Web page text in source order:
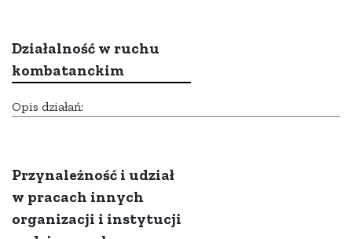
Działalność w ruchu
kombatanckim
Opis działań:
Przynależność i udział
w pracach innych
organizacji i instytucji